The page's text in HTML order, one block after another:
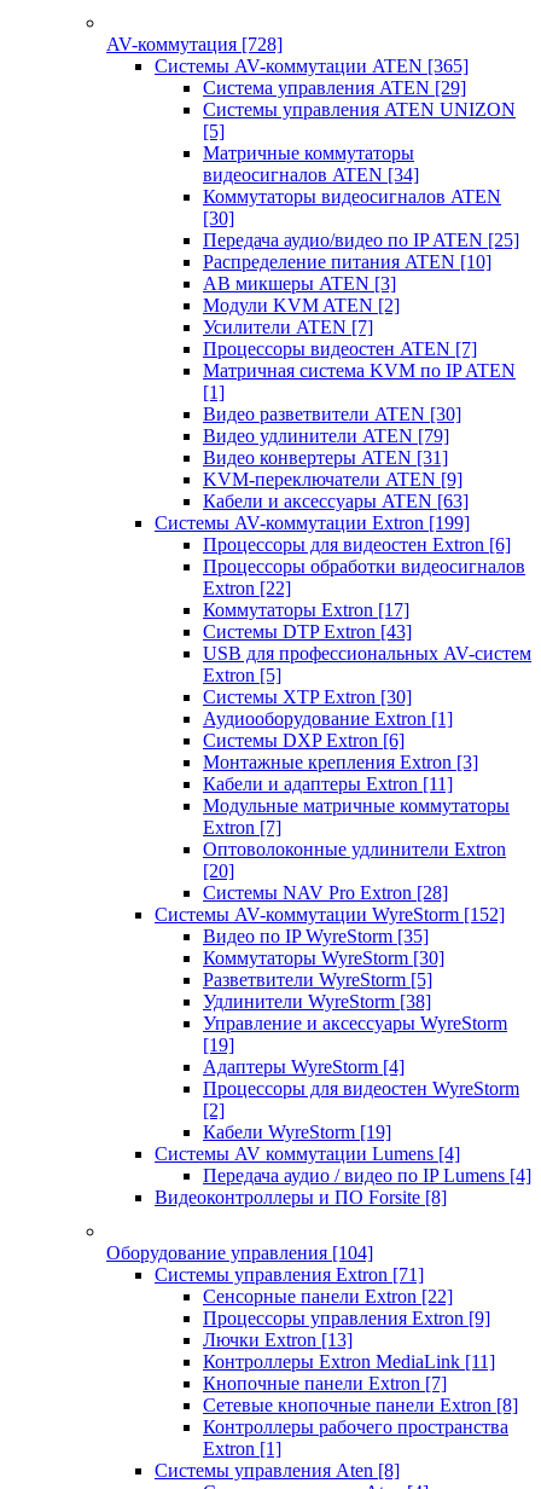
AV-коммутация [728]
Системы AV-коммутации ATEN [365]
Система управления ATEN [29]
Системы управления ATEN UNIZON
[5]
Матричные коммутаторы
видеосигналов ATEN [34]
Коммутаторы видеосигналов ATEN
[30]
Передача аудио/видео по IP ATEN [25]
Распределение питания ATEN [10]
АВ микшеры ATEN [3]
Модули KVM ATEN [2]
Усилители ATEN [7]
Процессоры видеостен ATEN [7]
Матричная система KVM по IP ATEN
[1]
Видео разветвители ATEN [30]
Видео удлинители ATEN [79]
Видео конвертеры ATEN [31]
KVM-переключатели ATEN [9]
Кабели и аксессуары ATEN [63]
Системы AV-коммутации Extron [199]
Процессоры для видеостен Extron [6]
Процессоры обработки видеосигналов
Extron [22]
Коммутаторы Extron [17]
Системы DTP Extron [43]
USB для профессиональных AV-систем
Extron [5]
Системы XTP Extron [30]
Аудиооборудование Extron [1]
Системы DXP Extron [6]
Монтажные крепления Extron [3]
Кабели и адаптеры Extron [11]
Модульные матричные коммутаторы
Extron [7]
Оптоволоконные удлинители Extron
[20]
Системы NAV Pro Extron [28]
Системы AV-коммутации WyreStorm [152]
Видео по IP WyreStorm [35]
Коммутаторы WyreStorm [30]
Разветвители WyreStorm [5]
Удлинители WyreStorm [38]
Управление и аксессуары WyreStorm
[19]
Адаптеры WyreStorm [4]
Процессоры для видеостен WyreStorm
[2]
Кабели WyreStorm [19]
Системы AV коммутации Lumens [4]
Передача аудио / видео по IP Lumens [4]
Видеоконтроллеры и ПО Forsite [8]
Оборудование управления [104]
Системы управления Extron [71]
Сенсорные панели Extron [22]
Процессоры управления Extron [9]
Лючки Extron [13]
Контроллеры Extron MediaLink [11]
Кнопочные панели Extron [7]
Сетевые кнопочные панели Extron [8]
Контроллеры рабочего пространства
Extron [1]
Системы управления Aten [8]